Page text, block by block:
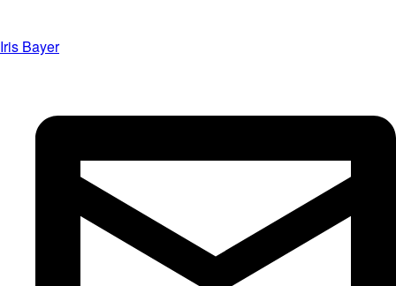
Iris Bayer